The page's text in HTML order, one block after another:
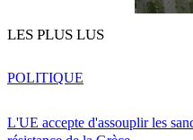
LES PLUS LUS
L'UE accepte d'assouplir les
POLITIQUE